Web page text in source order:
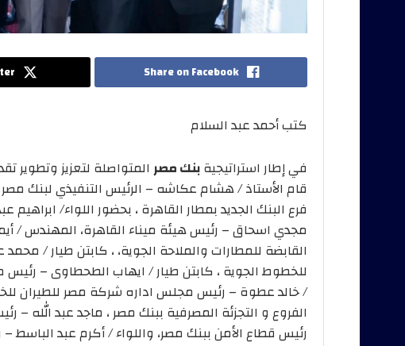
Share on Facebook
كتب أحمد عبد السلام
في إطار استراتيجيةبنك مصر المتواصلة لتعزيز وتطوير
فرع البنك الجديد بمطار القاهرة ، بحضور اللواء/
مجدي اسحاق – رئيس هيئة ميناء القاهرة، المهندس /
القابضة للمطارات والملاحة الجوية، ، كابتن طيار /
للخطوط الجوية ، كابتن طيار / ايهاب الطحطاوى –
/ خالد عطوة – رئيس مجلس اداره شركة مصر للطيران
الفروع و التجزئة المصرفية ببنك مصر ، ماجد عبد الله –
رئيس قطاع الأمن ببنك مصر، واللواء / أكرم عبد الباسط